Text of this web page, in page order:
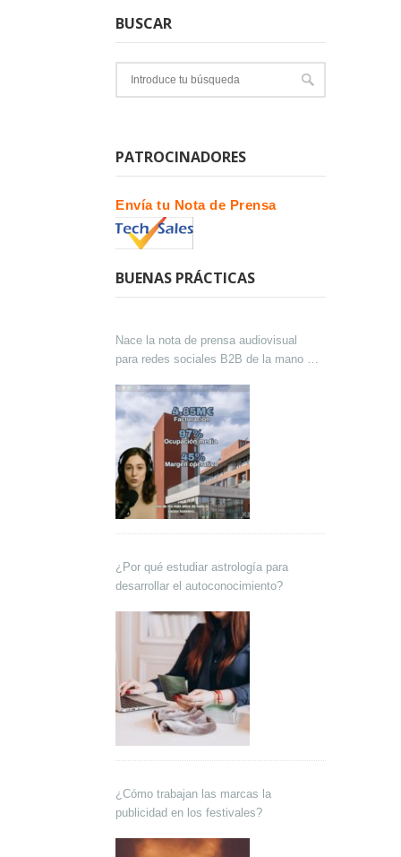
BUSCAR
PATROCINADORES
Envía tu Nota de Prensa
BUENAS PRÁCTICAS
Nace la nota de prensa audiovisual
para redes sociales B2B de la mano de
¿Por qué estudiar astrología para
desarrollar el autoconocimiento?
¿Cómo trabajan las marcas la
publicidad en los festivales?